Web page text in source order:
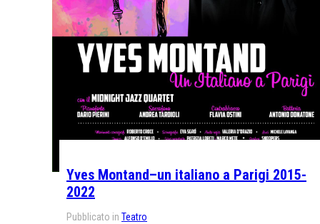
Yves Montand–un italiano a Parigi 2015-
2022
Pubblicato in Teatro